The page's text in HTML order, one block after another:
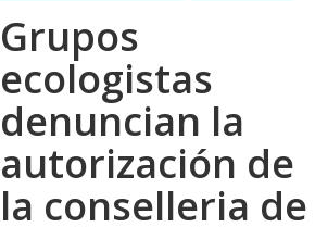
Grupos
ecologistas
denuncian la
autorización de
la conselleria de